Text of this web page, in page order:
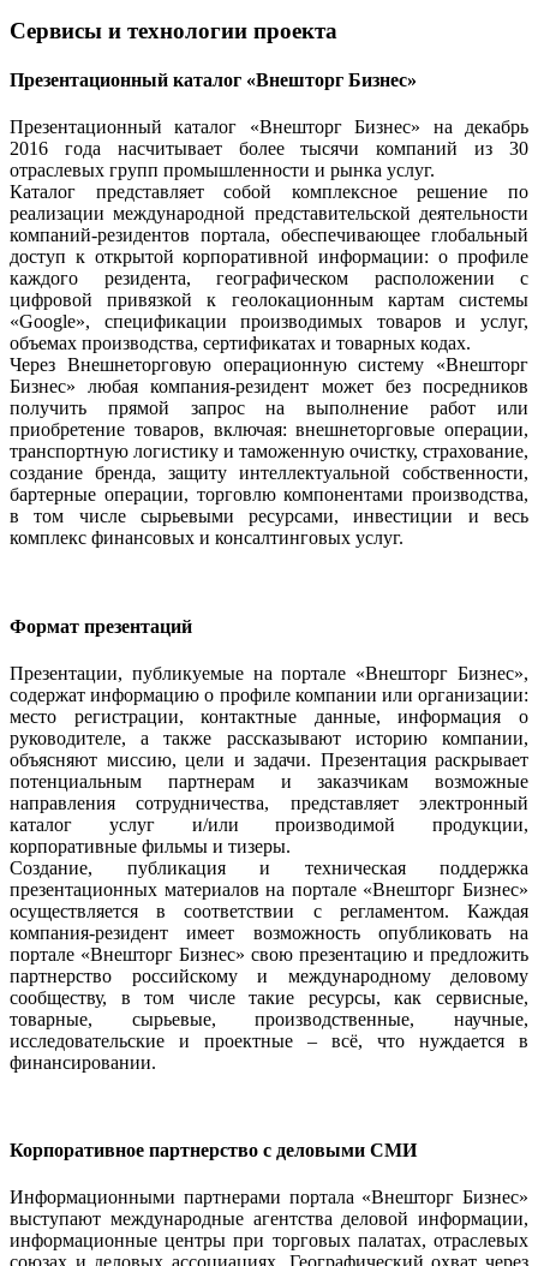
Сервисы и технологии проекта
Презентационный каталог «Внешторг Бизнес»
Презентационный каталог «Внешторг Бизнес» на декабрь
2016 года насчитывает более тысячи компаний из 30
отраслевых групп промышленности и рынка услуг.
Каталог представляет собой комплексное решение по
реализации международной представительской деятельности
компаний-резидентов портала, обеспечивающее глобальный
доступ к открытой корпоративной информации: о профиле
каждого резидента, географическом расположении с
цифровой привязкой к геолокационным картам системы
«Google», спецификации производимых товаров и услуг,
объемах производства, сертификатах и товарных кодах.
Через Внешнеторговую операционную систему «Внешторг
Бизнес» любая компания-резидент может без посредников
получить прямой запрос на выполнение работ или
приобретение товаров, включая: внешнеторговые операции,
транспортную логистику и таможенную очистку, страхование,
создание бренда, защиту интеллектуальной собственности,
бартерные операции, торговлю компонентами производства,
в том числе сырьевыми ресурсами, инвестиции и весь
комплекс финансовых и консалтинговых услуг.
Формат презентаций
Презентации, публикуемые на портале «Внешторг Бизнес»,
содержат информацию о профиле компании или организации:
место регистрации, контактные данные, информация о
руководителе, а также рассказывают историю компании,
объясняют миссию, цели и задачи. Презентация раскрывает
потенциальным партнерам и заказчикам возможные
направления сотрудничества, представляет электронный
каталог услуг и/или производимой продукции,
корпоративные фильмы и тизеры.
Создание, публикация и техническая поддержка
презентационных материалов на портале «Внешторг Бизнес»
осуществляется в соответствии с регламентом. Каждая
компания-резидент имеет возможность опубликовать на
портале «Внешторг Бизнес» свою презентацию и предложить
партнерство российскому и международному деловому
сообществу, в том числе такие ресурсы, как сервисные,
товарные, сырьевые, производственные, научные,
исследовательские и проектные – всё, что нуждается в
финансировании.
Корпоративное партнерство с деловыми СМИ
Информационными партнерами портала «Внешторг Бизнес»
выступают международные агентства деловой информации,
информационные центры при торговых палатах, отраслевых